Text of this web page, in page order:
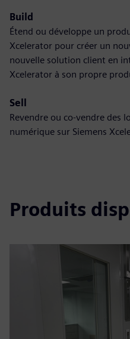
Build
Étend ou développe un
Xcelerator pour créer un
nouvelle solution client en
Xcelerator à son propre
Sell
Revendre ou co-vendre des
numérique sur Siemens
Produits